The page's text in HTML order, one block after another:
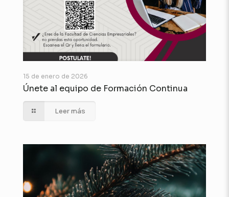
15 de enero de 2026
Únete al equipo de Formación Continua
Leer más